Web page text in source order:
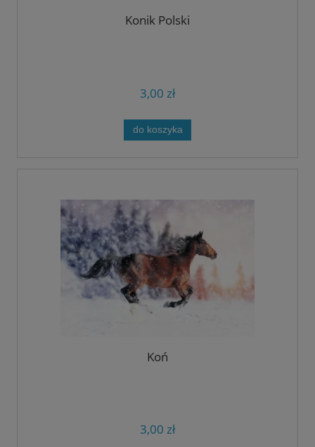
Konik Polski
3,00 zł
do koszyka
Koń
3,00 zł